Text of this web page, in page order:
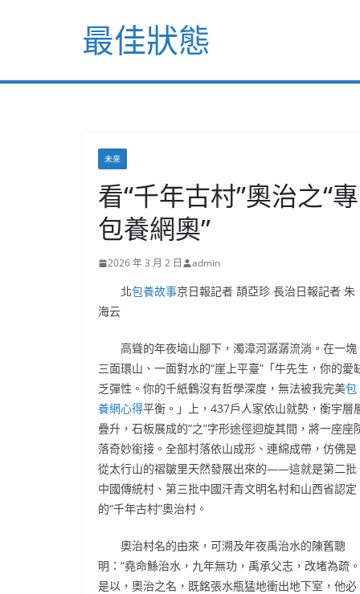
最佳狀態
未來
看“千年古村”奧治之“專
包養網奧”
2026 年 3 月 2 日 admin
北包養故事京日報記者 頡亞珍 長治日報記者 朱
海云
高聳的年夜垴山腳下，濁漳河潺潺流淌。在一塊
三面環山、一面對水的“崖上平臺”「牛先生，你的愛
乏彈性。你的千紙鶴沒有哲學深度，無法被我完美包
養網心得平衡。」上，437戶人家依山就勢，衡宇層
疊升，石板展成的“之”字形途徑迴旋其間，將一座座
落奇妙銜接。全部村落依山成形、連綿成帶，仿佛是
從太行山的褶皺里天然發展出來的——這就是第二批
中國傳統村、第三批中國汗青文明名村和山西省認定
的“千年古村”奧治村。
奧治村名的由來，可溯及年夜禹治水的陳舊聰
明：“堯命鯀治水，九年無功，禹承父志，改堵為疏
是以，奧治之名，既銘張水瓶猛地衝出地下室，他必